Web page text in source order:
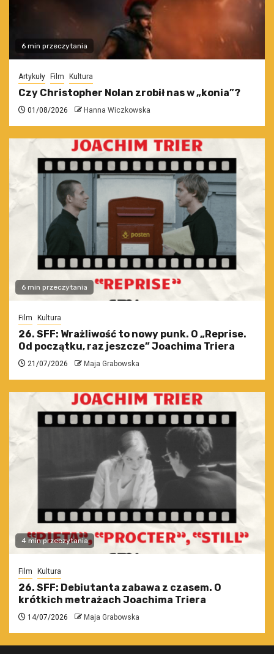
6 min przeczytania
Artykuły Film Kultura
Czy Christopher Nolan zrobił nas w „konia”?
01/08/2026 Hanna Wiczkowska
6 min przeczytania
Film Kultura
26. SFF: Wrażliwość to nowy punk. O „Reprise.
Od początku, raz jeszcze” Joachima Triera
21/07/2026 Maja Grabowska
4 min przeczytania
Film Kultura
26. SFF: Debiutanta zabawa z czasem. O
krótkich metrażach Joachima Triera
14/07/2026 Maja Grabowska